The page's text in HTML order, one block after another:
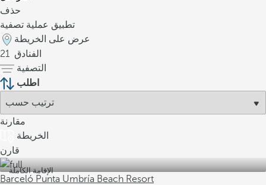
حذف
تطبيق عملية تصفية
عرض على الخريطة
21 الفنادق
التصفية
اطلب
مقارنة
الخريطة
قارن
الإقامة الكاملة
Barceló Punta Umbría Beach Resort